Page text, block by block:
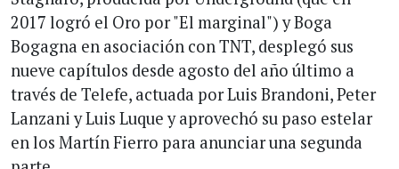
2017 logró el Oro por "El marginal") y Boga
Bogagna en asociación con TNT, desplegó sus
nueve capítulos desde agosto del año último a
través de Telefe, actuada por Luis Brandoni, Peter
Lanzani y Luis Luque y aprovechó su paso estelar
en los Martín Fierro para anunciar una segunda